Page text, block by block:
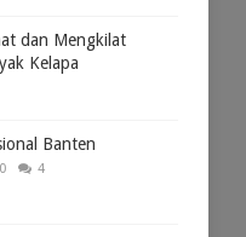
dan Mengkilat
Kelapa
Banten
4